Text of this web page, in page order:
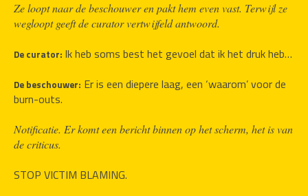
Ze loopt naar de beschouwer en pakt hem even vast. Terwijl ze
wegloopt geeft de curator vertwijfeld antwoord.
De curator: Ik heb soms best het gevoel dat ik het druk heb…
De beschouwer: Er is een diepere laag, een ‘waarom’ voor de
burn-outs.
Notificatie. Er komt een bericht binnen op het scherm, het is van
de criticus.
STOP VICTIM BLAMING.